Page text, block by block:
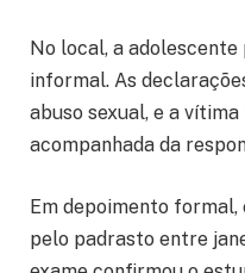
No local, a
informal. As
abuso sexual, e a
acompanhada da
Em depoimento
pelo padrasto entre